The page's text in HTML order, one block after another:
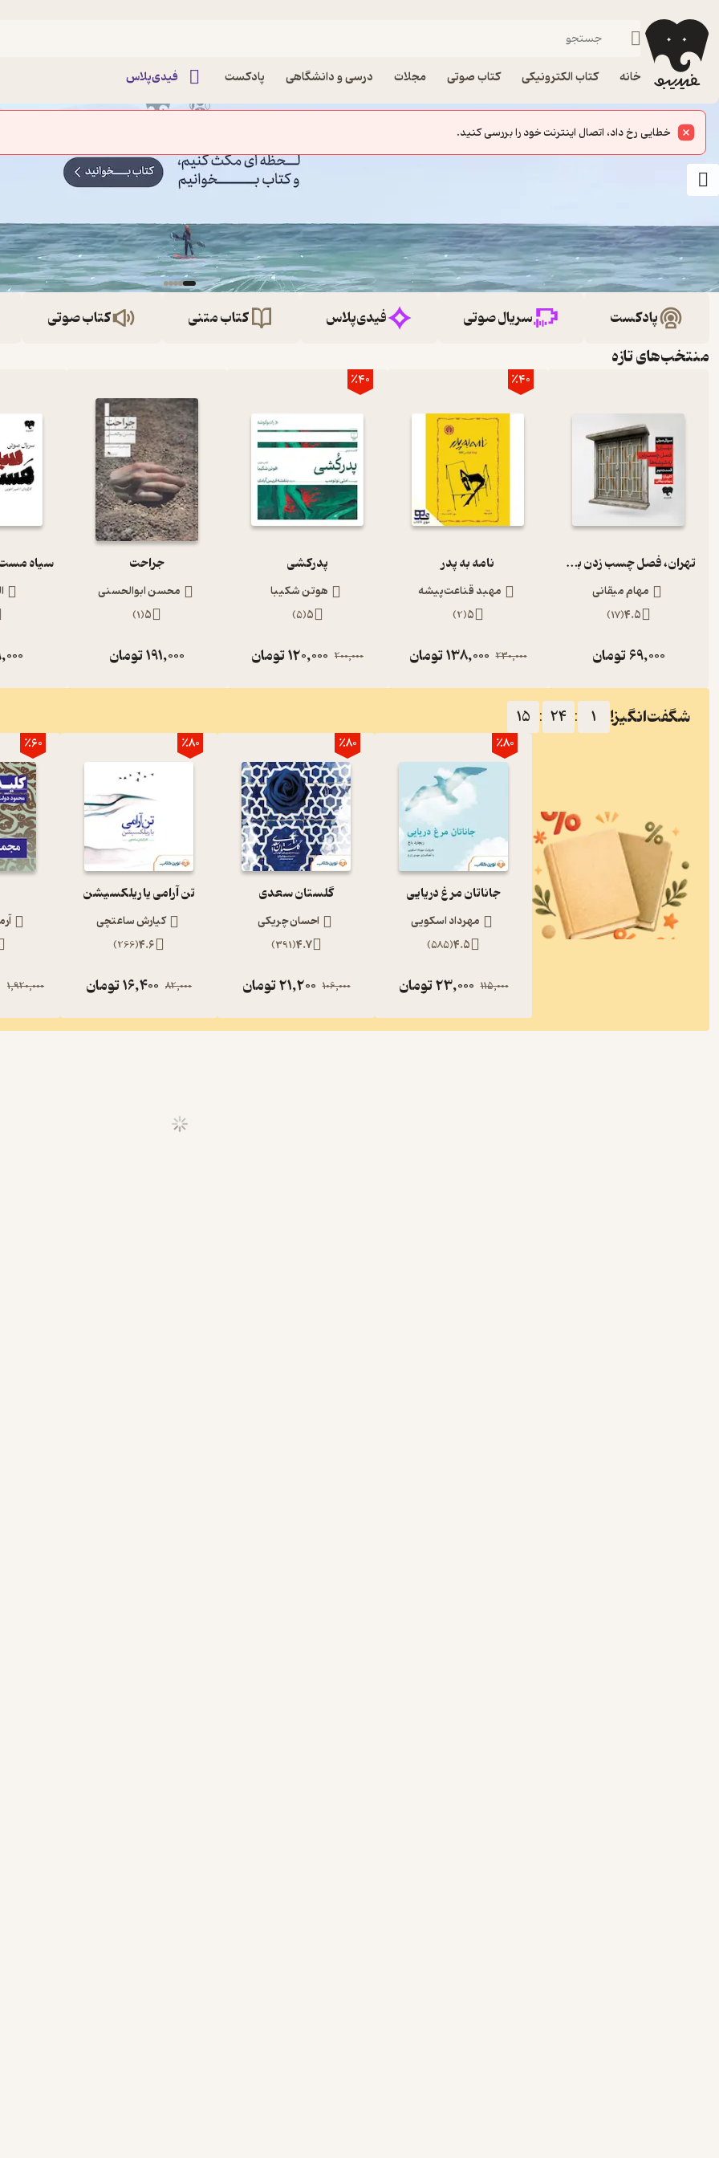
خانه کتاب الکترونیکی کتاب صوتی مجلات درسی و دانشگاهی پادکست فیدی‌پلاس
پادکست سریال صوتی فیدی‌پلاس کتاب متنی کتاب صوتی
منتخب‌های تازه
تهران، فصل چسب زدن به شیشه‌ها (قسمت دوم)
مهام میقانی
4.5
(
17
)
69,000تومان
٪40
نامه به پدر
مهبد قناعت‌پیشه
5
(
2
)
230,000
138,000تومان
٪40
پدرکشی
هوتن شکیبا
5
(
5
)
200,000
120,000تومان
جراحت
محسن ابوالحسنی
5
(
1
)
191,000تومان
شگفت‌انگیز! 1
:
24
:
15
٪80
جاناتان مرغ دریایی
مهرداد اسکویی
4.5
(
585
)
115,000
23,000تومان
٪80
گلستان سعدی
احسان چریکی
4.7
(
391
)
106,000
21,200تومان
٪80
تن آرامی یا ریلکسیشن
کیارش ساعتچی
4.6
(
266
)
82,000
16,400تومان
٪60
1,920,000
خطایی رخ داد، اتصال اینترنت خود را بررسی کنید.